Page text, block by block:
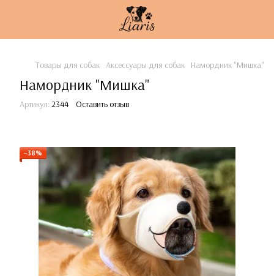
Товары для собак Аксессуары для собак Намордник "Мишка"
Намордник "Мишка"
Артикул: 2344 Оставить отзыв
−38%